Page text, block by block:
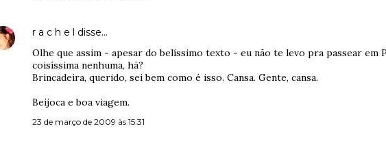
r a c h e l disse…
Olhe que assim - apesar do belíssimo texto - eu não te levo pra passear em
coisíssima nenhuma, hã?
Brincadeira, querido, sei bem como é isso. Cansa. Gente, cansa.
Beijoca e boa viagem.
23 de março de 2009 às 15:31